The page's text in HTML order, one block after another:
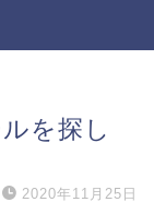
を探し
2020年11月25日